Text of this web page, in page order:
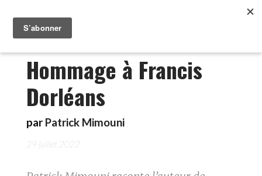
Hommage à Francis
Dorléans
par Patrick Mimouni
29 juillet 2022